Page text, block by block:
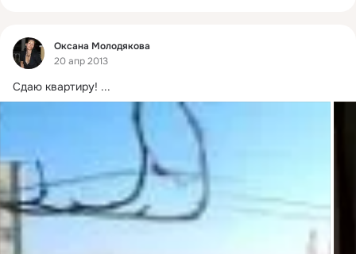
Фид
Оксана Молодякова
20 апр 2013
Сдаю квартиру! ...